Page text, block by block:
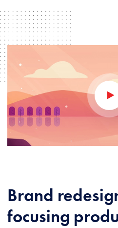
Brand
focusing